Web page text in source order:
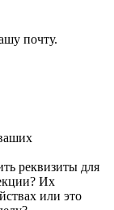
почту.
реквизиты для
Их
или это